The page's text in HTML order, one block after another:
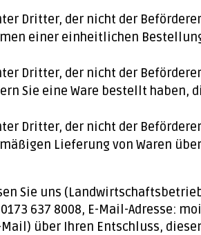
Dritter, der nicht der
einer einheitlichen
Dritter, der nicht der
Sie eine Ware bestellt
Dritter, der nicht der
Lieferung von Waren
Sie uns
637 8008, E-Mail-Adresse:
über Ihren Entschluss,